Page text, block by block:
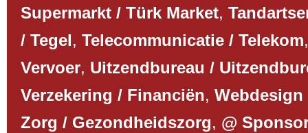
Supermarkt / Türk Market,
/ Tegel, Telecommunicatie / Telekom
Vervoer, Uitzendbureau /
Verzekering / Financiën, Webdesign
Zorg / Gezondheidszorg, @